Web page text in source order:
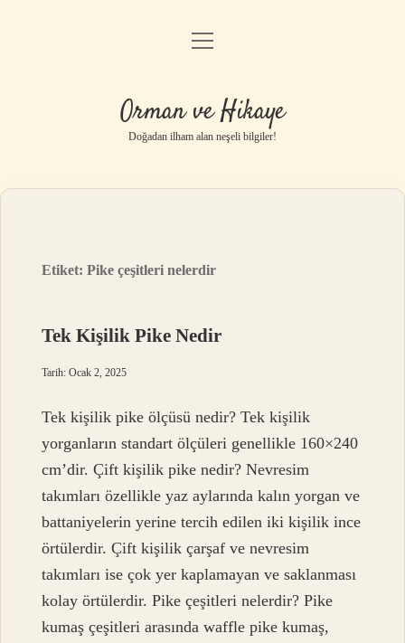
Anasayfa
Yasal Uyarı
menüyü
Orman ve Hikaye
Doğadan ilham alan neşeli bilgiler!
Etiket:Pike çeşitleri nelerdir
Tek Kişilik Pike Nedir
Tarih: Ocak 2, 2025
Tek kişilik pike ölçüsü nedir? Tek kişilik
yorganların standart ölçüleri genellikle 160×240
cm’dir. Çift kişilik pike nedir? Nevresim
takımları özellikle yaz aylarında kalın yorgan ve
battaniyelerin yerine tercih edilen iki kişilik ince
örtülerdir. Çift kişilik çarşaf ve nevresim
takımları ise çok yer kaplamayan ve saklanması
kolay örtülerdir. Pike çeşitleri nelerdir? Pike
kumaş çeşitleri arasında waffle pike kumaş,